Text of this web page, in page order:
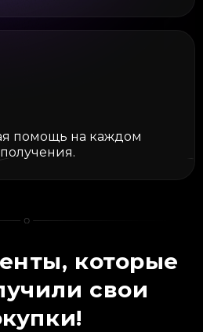
помощь на каждом
получения.
которые
свои